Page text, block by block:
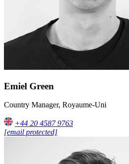
Emiel Green
Country Manager, Royaume-Uni
+44 20 4587 9763
[email protected]